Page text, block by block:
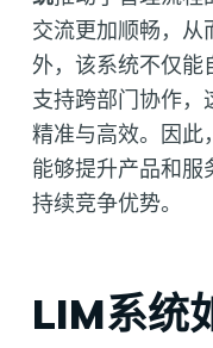
交流更加顺畅，从
外，该系统不仅能
支持跨部门协作，
精准与高效。因此
能够提升产品和服
持续竞争优势。
LIM系统